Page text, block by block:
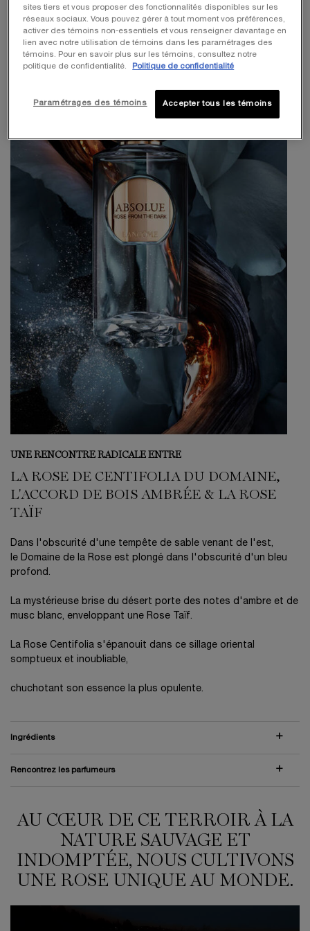
UNE RENCONTRE RADICALE ENTRE
LA ROSE DE CENTIFOLIA DU DOMAINE,
L'ACCORD DE BOIS AMBRÉE & LA ROSE
TAÏF
Dans l'obscurité d'une tempête de sable venant de l'est,
le Domaine de la Rose est plongé dans l'obscurité d'un bleu
profond.
La mystérieuse brise du désert porte des notes d'ambre et de
musc blanc, enveloppant une Rose Taïf.
La Rose Centifolia s'épanouit dans ce sillage oriental
somptueux et inoubliable,
chuchotant son essence la plus opulente.
Ingrédients
Rencontrez les parfumeurs
IN THIS LAND WHERE NATURE'S GRANDEUR LIVES UNTAMED, WE GROW A
AU CŒUR DE CE TERROIR À LA
NATURE SAUVAGE ET
INDOMPTÉE, NOUS CULTIVONS
UNE ROSE UNIQUE AU MONDE.
sites tiers et vous proposer des fonctionnalités disponibles sur les
réseaux sociaux. Vous pouvez gérer à tout moment vos préférences,
activer des témoins non-essentiels et vous renseigner davantage en
lien avec notre utilisation de témoins dans les paramétrages des
témoins. Pour en savoir plus sur les témoins, consultez notre
politique de confidentialité.
Politique de confidentialité
Accepter tous les témoins
Paramétrages des témoins